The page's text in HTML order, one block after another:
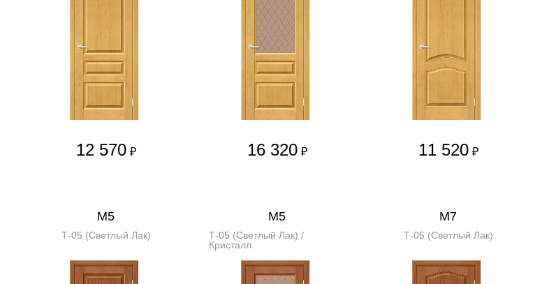
12 570 ₽ 16 320 ₽ 11 520 ₽
М5
Т-05 (Светлый Лак)
М5
Т-05 (Светлый Лак) /
Кристалл
М7
Т-05 (Светлый Лак)